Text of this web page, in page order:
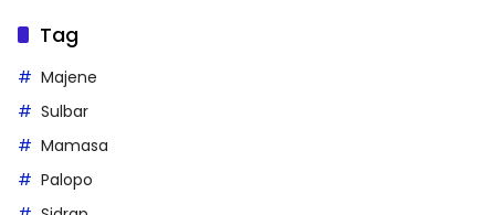
Tag
Majene
Sulbar
Mamasa
Palopo